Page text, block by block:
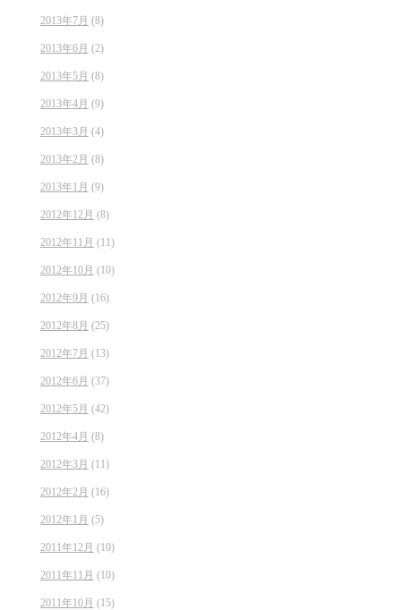
2013年7月 (8)
2013年6月 (2)
2013年5月 (8)
2013年4月 (9)
2013年3月 (4)
2013年2月 (8)
2013年1月 (9)
2012年12月 (8)
2012年11月 (11)
2012年10月 (10)
2012年9月 (16)
2012年8月 (25)
2012年7月 (13)
2012年6月 (37)
2012年5月 (42)
2012年4月 (8)
2012年3月 (11)
2012年2月 (16)
2012年1月 (5)
2011年12月 (10)
2011年11月 (10)
2011年10月 (15)